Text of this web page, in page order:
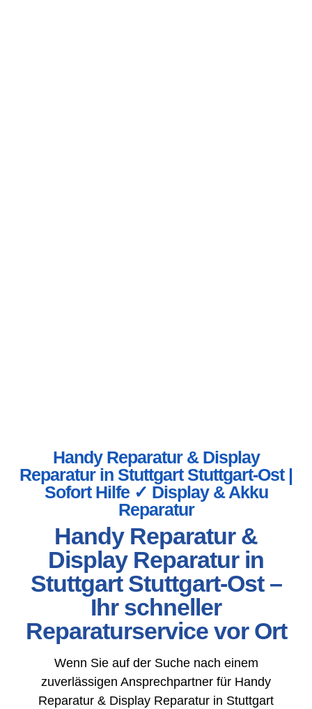
Handy Reparatur & Display
Reparatur in Stuttgart Stuttgart-Ost |
Sofort Hilfe ✓ Display & Akku
Reparatur
Handy Reparatur &
Display Reparatur in
Stuttgart Stuttgart-Ost –
Ihr schneller
Reparaturservice vor Ort
Wenn Sie auf der Suche nach einem
zuverlässigen Ansprechpartner für Handy
Reparatur & Display Reparatur in Stuttgart